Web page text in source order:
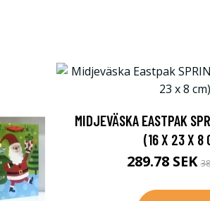
MIDJEVÄSKA EASTPAK
(16 X 23 X 8
289.78 SEK